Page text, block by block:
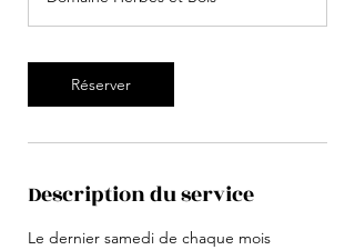
Réserver
Description du service
Le dernier samedi de chaque mois